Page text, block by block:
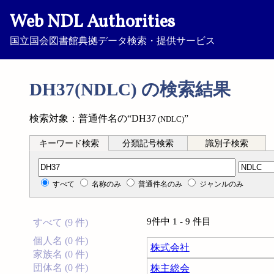
Web NDL Authorities
国立国会図書館典拠データ検索・提供サービス
DH37(NDLC) の検索結果
検索対象：普通件名の“DH37 (NDLC)”
キーワード検索 分類記号検索 識別子検索
分類記号検索
すべて 名称のみ 普通件名のみ ジャンルのみ
すべて (9 件)
個人名 (0 件)
家族名 (0 件)
団体名 (0 件)
9件中 1 - 9 件目
株式会社
株主総会